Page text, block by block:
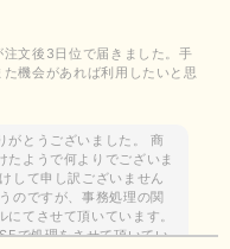
文後3日位で届きました。手
機会があれば利用したいと思
がとうございました。 商
ようで何よりでございま
して申し訳ございません
のですが、事務処理の関
てさせて頂いています。
で処理をさせて頂いてい